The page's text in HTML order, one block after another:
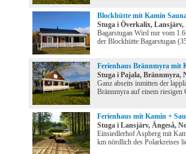
Blockhütte mit Kamin
Stuga i Överkalix, Lansjärv,
Bagarstugan Wird nur vom
der Blockhütte Bagarstugan
Ferienhaus Brännmyra mit
Stuga i Pajala, Brännmyra,
Ganz abseits inmitten der
Brännmyra auf einem riesigen
Ferienhaus mit Kamin +
Stuga i Lansjärv, Ängeså,
Einsiedlerhof Aspberg mit
km nördlich des Polarkreises